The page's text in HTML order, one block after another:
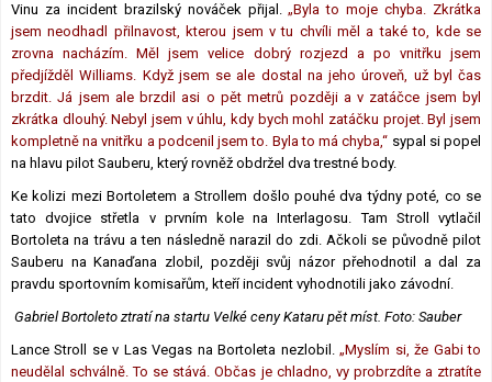
Vinu za incident brazilský nováček přijal.„Byla to moje chyba. Zkrátka
jsem neodhadl přilnavost, kterou jsem v tu chvíli měl a také to, kde se
zrovna nacházím. Měl jsem velice dobrý rozjezd a po vnitřku jsem
předjížděl Williams. Když jsem se ale dostal na jeho úroveň, už byl čas
brzdit. Já jsem ale brzdil asi o pět metrů později a v zatáčce jsem byl
zkrátka dlouhý. Nebyl jsem v úhlu, kdy bych mohl zatáčku projet. Byl jsem
kompletně na vnitřku a podcenil jsem to. Byla to má chyba,“ sypal si popel
na hlavu pilot Sauberu, který rovněž obdržel dva trestné body.
Ke kolizi mezi Bortoletem a Strollem došlo pouhé dva týdny poté, co se
tato dvojice střetla v prvním kole na Interlagosu. Tam Stroll vytlačil
Bortoleta na trávu a ten následně narazil do zdi. Ačkoli se původně pilot
Sauberu na Kanaďana zlobil, později svůj názor přehodnotil a dal za
pravdu sportovním komisařům, kteří incident vyhodnotili jako závodní.
Gabriel Bortoleto ztratí na startu Velké ceny Kataru pět míst. Foto: Sauber
Lance Stroll se v Las Vegas na Bortoleta nezlobil.„Myslím si, že Gabi to
neudělal schválně. To se stává. Občas je chladno, vy probrzdíte a ztratíte